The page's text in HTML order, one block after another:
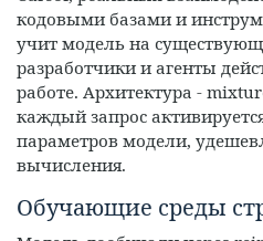
кодовыми базами и
учит модель на
разработчики и агенты
работе. Архитектура -
каждый запрос
параметров модели,
вычисления.
Обучающие среды